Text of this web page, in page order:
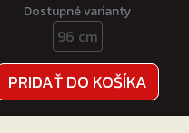
Dostupné varianty
96 cm
PRIDAŤ DO KOŠÍKA